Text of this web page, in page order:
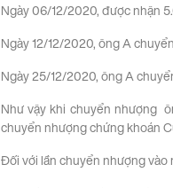
Ngày 06/12/2020, được nhận
Ngày 12/12/2020, ông A
Ngày 25/12/2020, ông A
Như vậy khi chuyển nhượng
chuyển nhượng chứng khoán
Đối với lần chuyển nhượng vào